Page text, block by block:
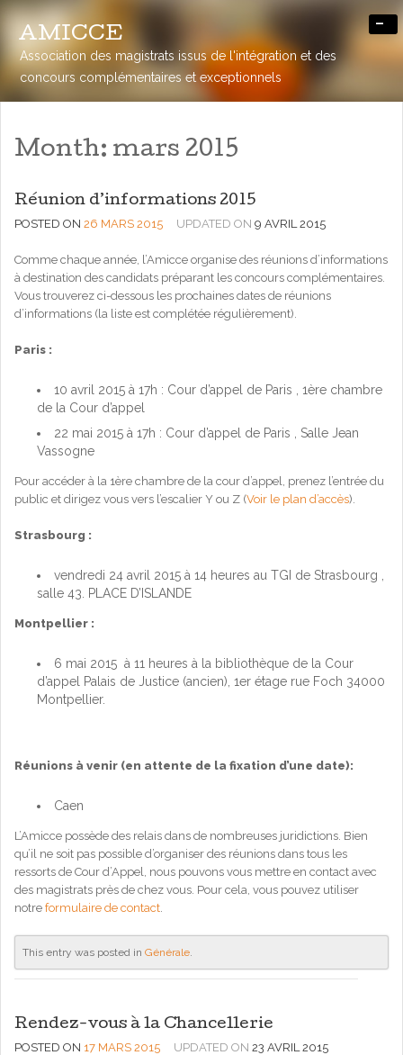
AMICCE
Association des magistrats issus de l'intégration et des
concours complémentaires et exceptionnels
-
Month: mars 2015
Réunion d’informations 2015
POSTED ON 26 MARS 2015 UPDATED ON 9 AVRIL 2015
Comme chaque année, l’Amicce organise des réunions d’informations
à destination des candidats préparant les concours complémentaires.
Vous trouverez ci-dessous les prochaines dates de réunions
d’informations (la liste est complétée régulièrement).
Paris :
10 avril 2015 à 17h : Cour d’appel de Paris , 1ère chambre
de la Cour d’appel
22 mai 2015 à 17h : Cour d’appel de Paris , Salle Jean
Vassogne
Pour accéder à la 1ère chambre de la cour d’appel, prenez l’entrée du
public et dirigez vous vers l’escalier Y ou Z (Voir le plan d’accès).
Strasbourg :
vendredi 24 avril 2015 à 14 heures au TGI de Strasbourg ,
salle 43. PLACE D’ISLANDE
Montpellier :
6 mai 2015 à 11 heures à la bibliothèque de la Cour
d’appel Palais de Justice (ancien), 1er étage rue Foch 34000
Montpellier.
Réunions à venir (en attente de la fixation d’une date):
Caen
L’Amicce possède des relais dans de nombreuses juridictions. Bien
qu’il ne soit pas possible d’organiser des réunions dans tous les
ressorts de Cour d’Appel, nous pouvons vous mettre en contact avec
des magistrats près de chez vous. Pour cela, vous pouvez utiliser
notre formulaire de contact.
This entry was posted in Générale.
Rendez-vous à la Chancellerie
POSTED ON 17 MARS 2015 UPDATED ON 23 AVRIL 2015